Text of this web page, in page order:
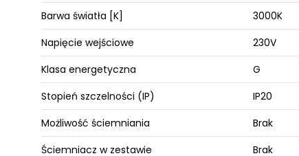
Barwa światła [K]
3000K
Napięcie wejściowe
230V
Klasa energetyczna
G
Stopień szczelności (IP)
IP20
Możliwość ściemniania
Brak
Ściemniacz w zestawie
Brak